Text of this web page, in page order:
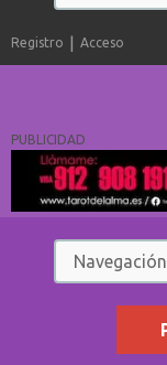
Registro Acceso
PUBLICIDAD